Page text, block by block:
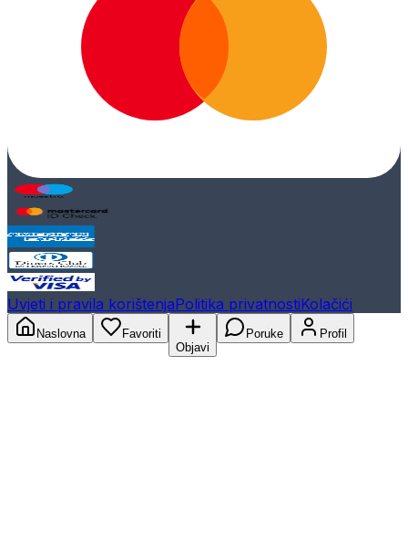
Uvjeti i pravila korištenjaPolitika privatnostiKolačići
Naslovna
Favoriti
Objavi
Poruke Profil